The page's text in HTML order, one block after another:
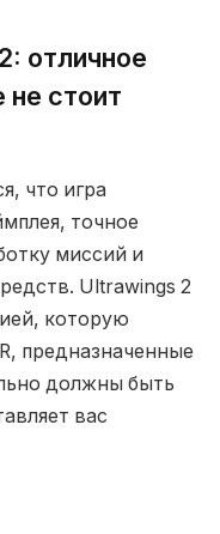
отличное
стоит
что игра
точное
миссий и
Ultrawings 2
которую
предназначенные
должны быть
вас